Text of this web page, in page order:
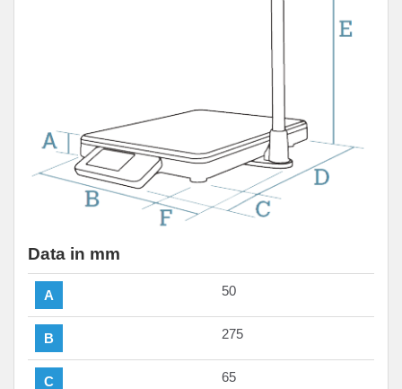
Data in mm
A 50
B 275
C 65